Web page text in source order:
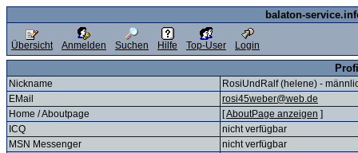
balaton-
Übersicht Anmelden Suchen Hilfe Top-User Login
Nickname
RosiUndRalf (helene) -
EMail
rosi45weber@web.de
Home / Aboutpage
[AboutPage anzeigen ]
ICQ
nicht verfügbar
MSN Messenger
nicht verfügbar